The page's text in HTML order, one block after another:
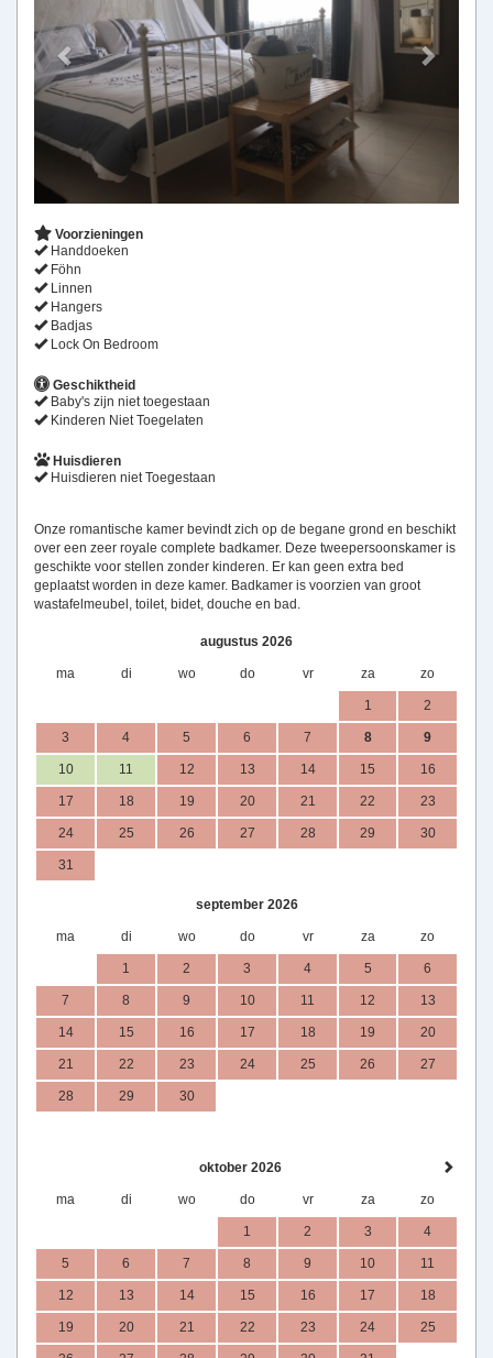
Voorzieningen
Handdoeken
Föhn
Linnen
Hangers
Badjas
Lock On Bedroom
Geschiktheid
Baby's zijn niet toegestaan
Kinderen Niet Toegelaten
Huisdieren
Huisdieren niet Toegestaan
Onze romantische kamer bevindt zich op de begane grond en beschikt
over een zeer royale complete badkamer. Deze tweepersoonskamer is
geschikte voor stellen zonder kinderen. Er kan geen extra bed
geplaatst worden in deze kamer. Badkamer is voorzien van groot
wastafelmeubel, toilet, bidet, douche en bad.
augustus 2026
ma di wo do vr za zo
1 2
3 4 5 6 7 8 9
10 11 12 13 14 15 16
17 18 19 20 21 22 23
24 25 26 27 28 29 30
31
september 2026
ma di wo do vr za zo
1 2 3 4 5 6
7 8 9 10 11 12 13
14 15 16 17 18 19 20
21 22 23 24 25 26 27
28 29 30
oktober 2026
ma di wo do vr za zo
1 2 3 4
5 6 7 8 9 10 11
12 13 14 15 16 17 18
19 20 21 22 23 24 25